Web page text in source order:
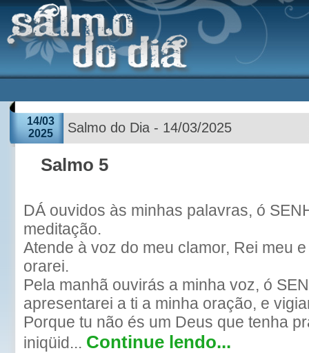
14/03
2025
Salmo do Dia - 14/03/2025
Salmo 5
DÁ ouvidos às minhas palavras, ó
meditação.
Atende à voz do meu clamor, Rei meu
orarei.
Pela manhã ouvirás a minha voz, ó
apresentarei a ti a minha oração, e
Porque tu não és um Deus que tenha
iniqüid... Continue lendo...